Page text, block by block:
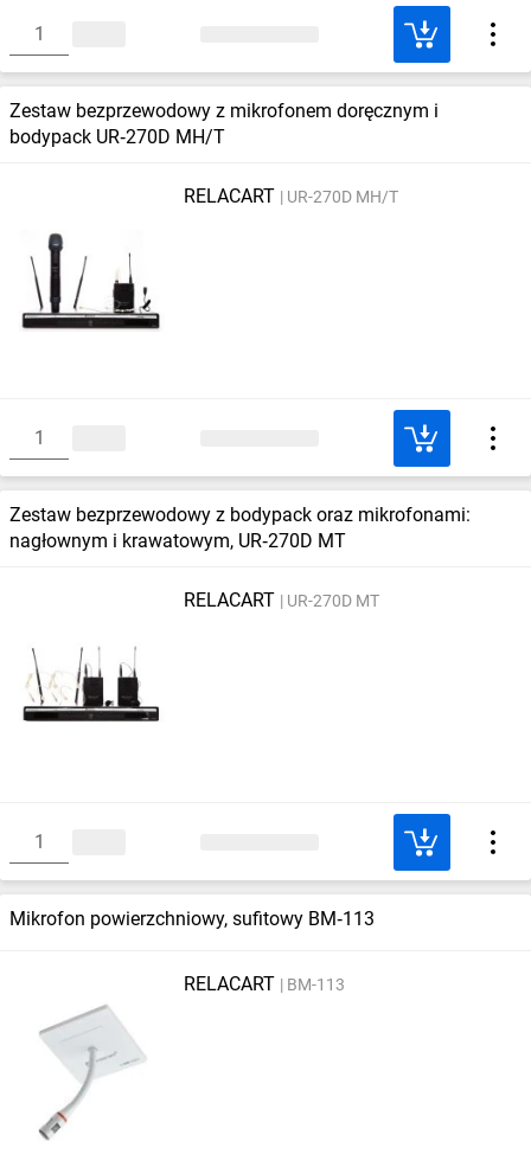
Zestaw bezprzewodowy z mikrofonem doręcznym i
bodypack UR‑270D MH/T
RELACART UR-270D MH/T
Zestaw bezprzewodowy z bodypack oraz mikrofonami:
nagłownym i krawatowym, UR‑270D MT
RELACART UR-270D MT
Mikrofon powierzchniowy, sufitowy BM‑113
RELACART BM-113